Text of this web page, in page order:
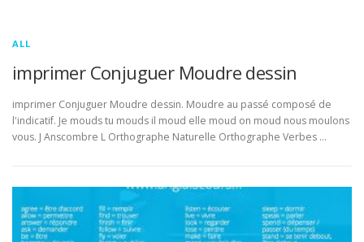
ALL
imprimer Conjuguer Moudre dessin
imprimer Conjuguer Moudre dessin. Moudre au passé composé de
l'indicatif. Je mouds tu mouds il moud elle moud on moud nous moulons
vous. J Anscombre L Orthographe Naturelle Orthographe Verbes …